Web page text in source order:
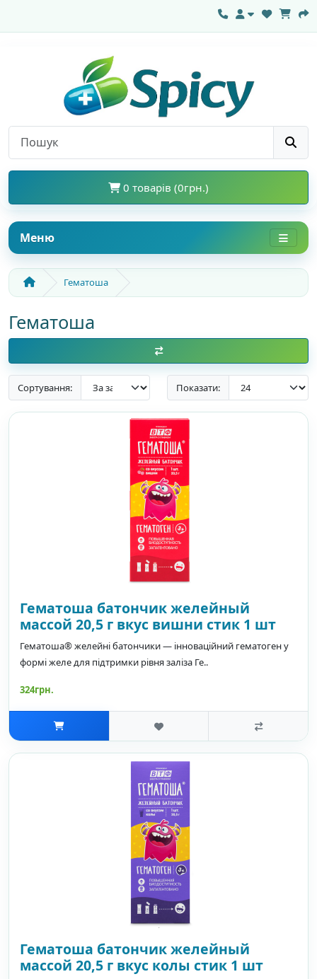
0 товарів (0грн.)
Меню
Гематоша
Гематоша
Сортування: Показати:
Гематоша батончик желейный
массой 20,5 г вкус вишни стик 1 шт
Гематоша® желейні батончики — інноваційний гематоген у
формі желе для підтримки рівня заліза Ге..
324грн.
Гематоша батончик желейный
массой 20,5 г вкус колы стик 1 шт